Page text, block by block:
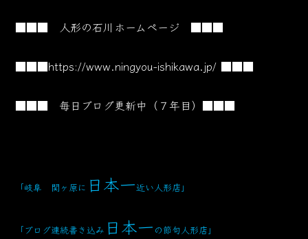
■■■ 人形の石川ホームページ ■■■
■■■https://www.ningyou-ishikawa.jp/ ■■■
■■■ 毎日ブログ更新中（７年目）■■■
「岐阜 関ヶ原に 日本一近い人形店」
「ブログ連続書き込み 日本一 の節句人形店」